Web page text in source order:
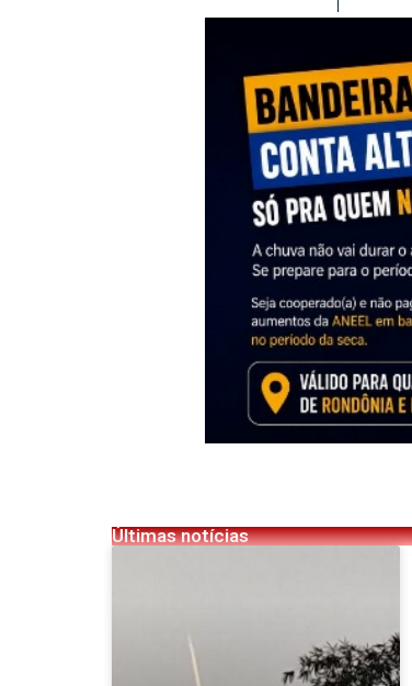
Últimas notícias